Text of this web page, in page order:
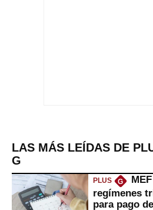
LAS MÁS LEÍDAS DE
G
PLUS G
regímenes
para pago